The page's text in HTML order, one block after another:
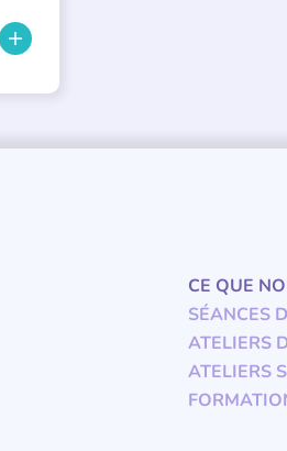
CE QUE
SÉANCES
ATELIERS
ATELIERS